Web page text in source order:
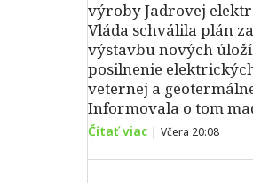
výroby Jadrovej
Vláda schválila plán
výstavbu nových
posilnenie
veternej a
Informovala o tom
Čítať viac | Včera 20:08